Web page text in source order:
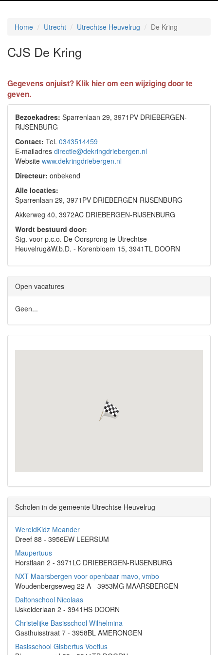
Home Utrecht Utrechtse Heuvelrug De Kring
CJS De Kring
Gegevens onjuist? Klik hier om een wijziging door te
geven.
Bezoekadres: Sparrenlaan 29, 3971PV DRIEBERGEN-
RIJSENBURG
Contact: Tel. 0343514459
E-mailadres directie@dekringdriebergen.nl
Website www.dekringdriebergen.nl
Directeur: onbekend
Alle locaties:
Sparrenlaan 29, 3971PV DRIEBERGEN-RIJSENBURG
Akkerweg 40, 3972AC DRIEBERGEN-RIJSENBURG
Wordt bestuurd door:
Stg. voor p.c.o. De Oorsprong te Utrechtse
Heuvelrug&W.b.D. - Korenbloem 15, 3941TL DOORN
Open vacatures
Geen...
Scholen in de gemeente Utrechtse Heuvelrug
WereldKidz Meander
Dreef 88 - 3956EW LEERSUM
Maupertuus
Horstlaan 2 - 3971LC DRIEBERGEN-RIJSENBURG
NXT Maarsbergen voor openbaar mavo, vmbo
Woudenbergseweg 22 A - 3953MG MAARSBERGEN
Daltonschool Nicolaas
IJskelderlaan 2 - 3941HS DOORN
Christelijke Basisschool Wilhelmina
Gasthuisstraat 7 - 3958BL AMERONGEN
Basisschool Gisbertus Voetius